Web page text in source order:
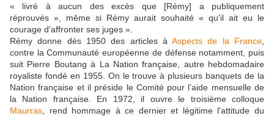
« livré à aucun des excès que [Rémy] a publiquement
réprouvés », même si Rémy aurait souhaité « qu'il ait eu le
courage d'affronter ses juges ».
Rémy donne dès 1950 des articles àAspects de la France
contre la Communauté européenne de défense notamment, puis
suit Pierre Boutang à La Nation française, autre hebdomadaire
royaliste fondé en 1955. On le trouve à plusieurs banquets de la
Nation française et il préside le Comité pour l’aide mensuelle de
la Nation française. En 1972, il ouvre le troisième colloque
Maurras , rend hommage à ce dernier et légitime l'attitude du